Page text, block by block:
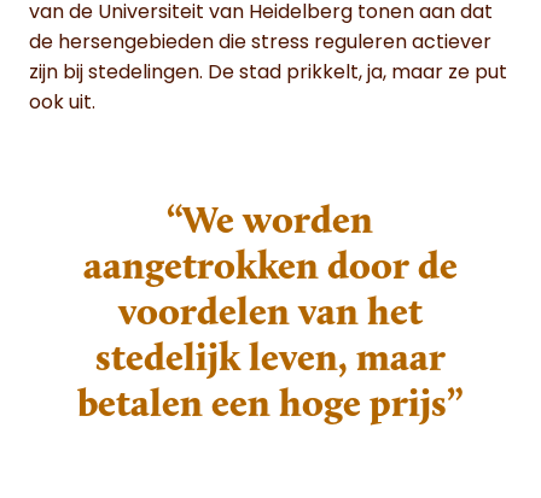
van de Universiteit van Heidelberg tonen aan dat
de hersengebieden die stress reguleren actiever
zijn bij stedelingen. De stad prikkelt, ja, maar ze put
ook uit.
“We worden
aangetrokken door de
voordelen van het
stedelijk leven, maar
betalen een hoge prijs”